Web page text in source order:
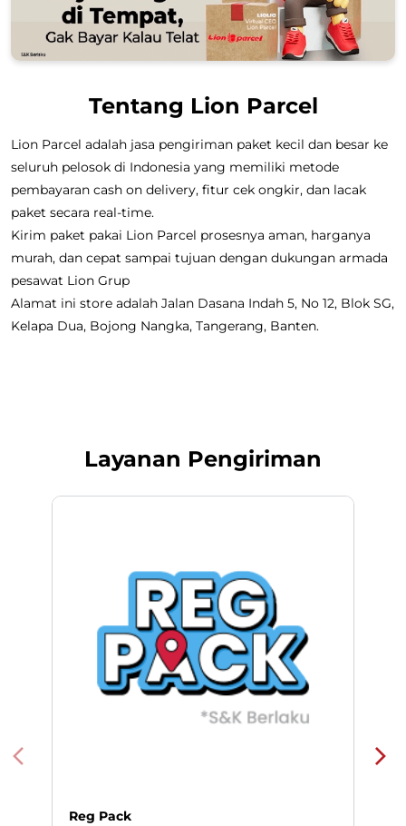
Tentang Lion Parcel
Lion Parcel adalah jasa pengiriman paket kecil dan besar ke
seluruh pelosok di Indonesia yang memiliki metode
pembayaran cash on delivery, fitur cek ongkir, dan lacak
paket secara real-time.
Kirim paket pakai Lion Parcel prosesnya aman, harganya
murah, dan cepat sampai tujuan dengan dukungan armada
pesawat Lion Grup
Alamat ini store adalah Jalan Dasana Indah 5, No 12, Blok SG,
Kelapa Dua, Bojong Nangka, Tangerang, Banten.
Layanan Pengiriman
Reg Pack